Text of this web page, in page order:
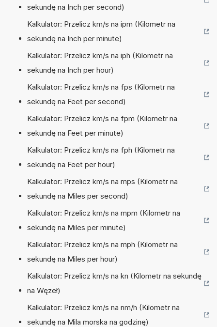
sekundę na Inch per second)
Kalkulator: Przelicz km/s na ipm (Kilometr na
sekundę na Inch per minute)
Kalkulator: Przelicz km/s na iph (Kilometr na
sekundę na Inch per hour)
Kalkulator: Przelicz km/s na fps (Kilometr na
sekundę na Feet per second)
Kalkulator: Przelicz km/s na fpm (Kilometr na
sekundę na Feet per minute)
Kalkulator: Przelicz km/s na fph (Kilometr na
sekundę na Feet per hour)
Kalkulator: Przelicz km/s na mps (Kilometr na
sekundę na Miles per second)
Kalkulator: Przelicz km/s na mpm (Kilometr na
sekundę na Miles per minute)
Kalkulator: Przelicz km/s na mph (Kilometr na
sekundę na Miles per hour)
Kalkulator: Przelicz km/s na kn (Kilometr na sekundę
na Węzeł)
Kalkulator: Przelicz km/s na nm/h (Kilometr na
sekundę na Mila morska na godzinę)